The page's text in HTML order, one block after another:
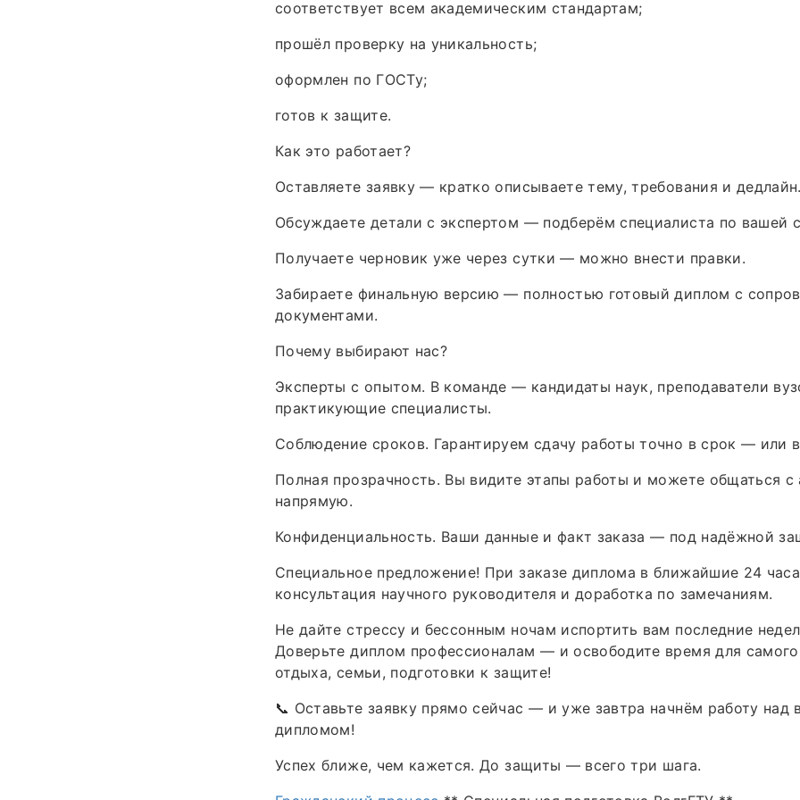
соответствует всем академическим стандартам;
прошёл проверку на уникальность;
оформлен по ГОСТу;
готов к защите.
Как это работает?
Оставляете заявку — кратко описываете тему, требования и дедлайн.
Обсуждаете детали с экспертом — подберём специалиста по вашей
Получаете черновик уже через сутки — можно внести правки.
Забираете финальную версию — полностью готовый диплом с
документами.
Почему выбирают нас?
Эксперты с опытом. В команде — кандидаты наук, преподаватели
практикующие специалисты.
Соблюдение сроков. Гарантируем сдачу работы точно в срок — или
Полная прозрачность. Вы видите этапы работы и можете общаться с
напрямую.
Конфиденциальность. Ваши данные и факт заказа — под надёжной
Специальное предложение! При заказе диплома в ближайшие 24
консультация научного руководителя и доработка по замечаниям.
Не дайте стрессу и бессонным ночам испортить вам последние
Доверьте диплом профессионалам — и освободите время для
отдыха, семьи, подготовки к защите!
📞 Оставьте заявку прямо сейчас — и уже завтра начнём работу над
дипломом!
Успех ближе, чем кажется. До защиты — всего три шага.